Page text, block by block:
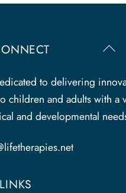
Back
Top
to delivering
children and adults with a
and developmental